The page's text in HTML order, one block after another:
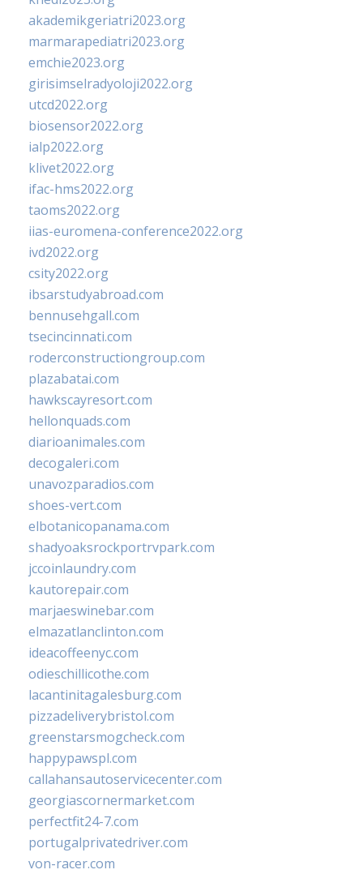
akademikgeriatri2023.org
marmarapediatri2023.org
emchie2023.org
girisimselradyoloji2022.org
utcd2022.org
biosensor2022.org
ialp2022.org
klivet2022.org
ifac-hms2022.org
taoms2022.org
iias-euromena-conference2022.org
ivd2022.org
csity2022.org
ibsarstudyabroad.com
bennusehgall.com
tsecincinnati.com
roderconstructiongroup.com
plazabatai.com
hawkscayresort.com
hellonquads.com
diarioanimales.com
decogaleri.com
unavozparadios.com
shoes-vert.com
elbotanicopanama.com
shadyoaksrockportrvpark.com
jccoinlaundry.com
kautorepair.com
marjaeswinebar.com
elmazatlanclinton.com
ideacoffeenyc.com
odieschillicothe.com
lacantinitagalesburg.com
pizzadeliverybristol.com
greenstarsmogcheck.com
happypawspl.com
callahansautoservicecenter.com
georgiascornermarket.com
perfectfit24-7.com
portugalprivatedriver.com
von-racer.com